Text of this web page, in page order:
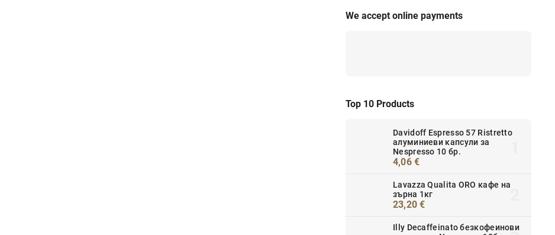
We accept online payments
Top 10 Products
Davidoff Espresso 57 Ristretto
алуминиеви капсули за
Nespresso 10 бр.
4,06 €
Lavazza Qualita ORO кафе на
зърна 1кг
23,20 €
Illy Decaffeinato безкофеинови